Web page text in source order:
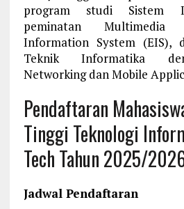
program studi Sistem
peminatan
Information System (EIS),
Teknik Informatika
Networking dan Mobile
Pendaftaran
Tinggi Teknologi
Tech Tahun 2025/
Jadwal Pendaftaran